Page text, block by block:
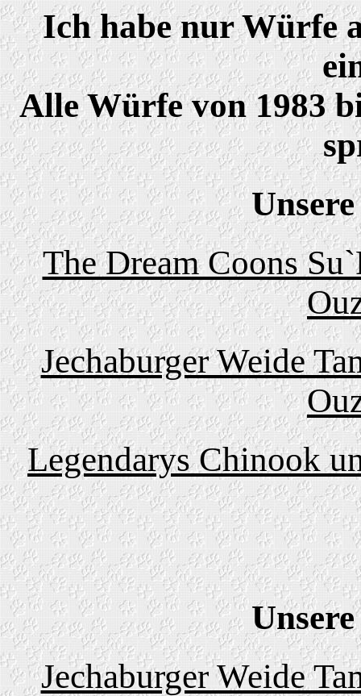
Ich habe nur Würfe
Alle Würfe von 1983
The Dream Coons
Jechaburger Weide
Legendarys Chinook
Jechaburger Weide